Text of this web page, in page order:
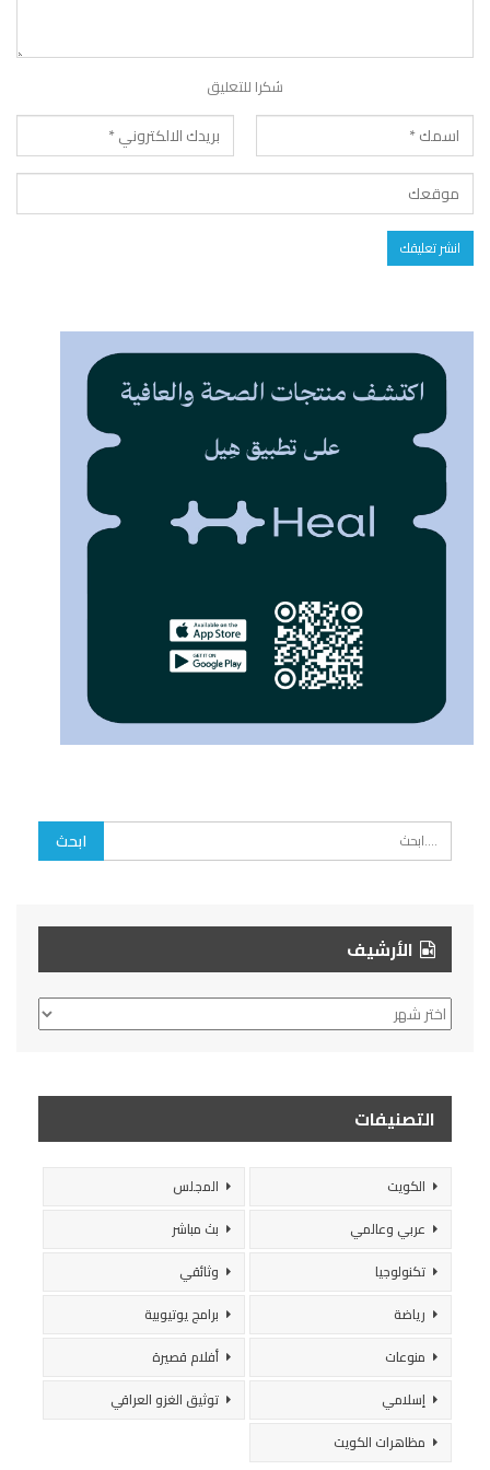
شكرا للتعليق
الأرشيف
الأرشيف
التصنيفات
الكويت
المجلس
عربي وعالمي
بث مباشر
تكنولوجيا
وثائقي
رياضة
برامج يوتيوبية
منوعات
أفلام قصيرة
إسلامي
توثيق الغزو العراقي
مظاهرات الكويت